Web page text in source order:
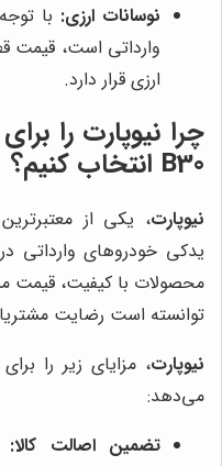
نوسانات ارزی:
وارداتی است، قیمت
ارزی قرار دارد.
چرا نیوپارت را
B30 انتخاب کنیم؟
نیوپارت، یکی از
یدکی خودروهای وارداتی
محصولات با کیفیت، قیمت
توانسته است رضایت
نیوپارت
می‌دهد:
تضمین اصالت کالا: